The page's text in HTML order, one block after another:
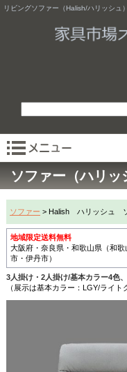
リビングソファー（Halish/ハリッシュ
ソファー（ハリッ
ソファー > Halish ハリッシュ
地域限定送料無料
大阪府・奈良県・和歌山県（和
市・伊丹市）
3人掛け・2人掛け/基本カラー4色
（展示は基本カラー：LGY/ライト